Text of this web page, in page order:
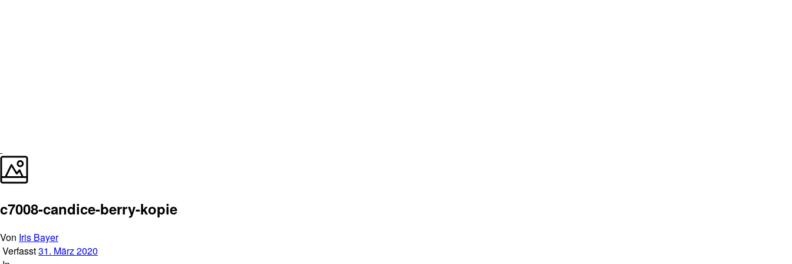
c7008-candice-berry-kopie
Von Iris Bayer
Verfasst31. März 2020